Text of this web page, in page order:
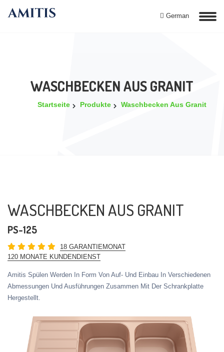
German
WASCHBECKEN AUS GRANIT
Startseite Produkte Waschbecken Aus Granit
WASCHBECKEN AUS GRANIT
PS-125
18 GARANTIEMONAT
120 MONATE KUNDENDIENST
Amitis Spülen Werden In Form Von Auf- Und Einbau In Verschiedenen
Abmessungen Und Ausführungen Zusammen Mit Der Schrankplatte
Hergestellt.